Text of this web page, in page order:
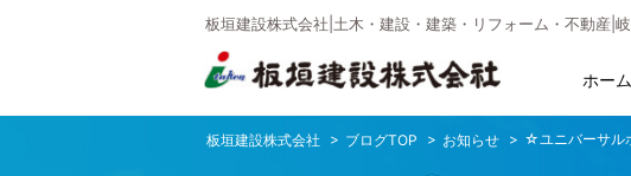
板垣建設株式会社|土木・建設・建築・リフォーム・不動産|
ホーム
板垣建設株式会社 ブログTOP お知らせ ☆ユニバーサル